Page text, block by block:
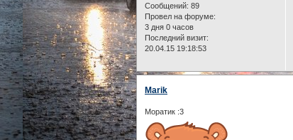
Сообщений: 89
Провел на форуме:
3 дня 0 часов
Последний визит:
20.04.15 19:18:53
Marik
Моратик :3